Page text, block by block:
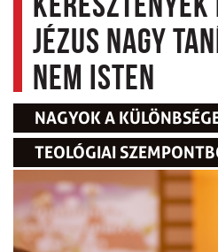
Jézus nagy
nem Isten
NAGYOK A
TEOLÓGIAI